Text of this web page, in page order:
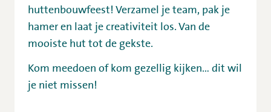
huttenbouwfeest! Verzamel je team, pak je
hamer en laat je creativiteit los. Van de
mooiste hut tot de gekste.
Kom meedoen of kom gezellig kijken… dit wil
je niet missen!